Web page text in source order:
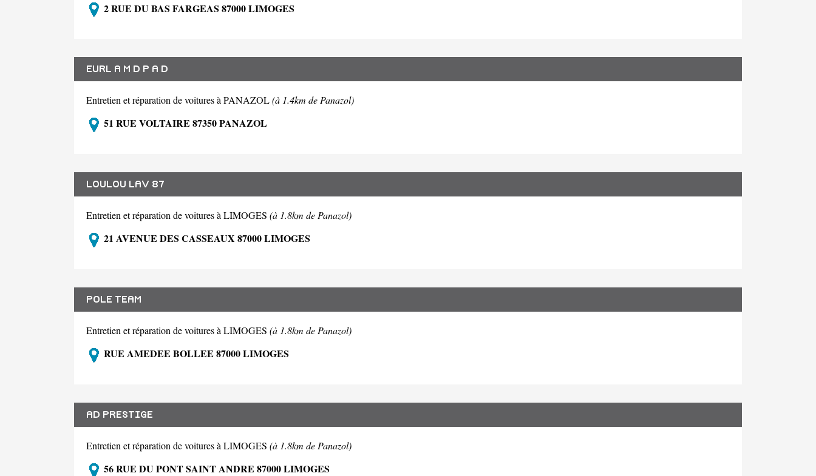
2 RUE DU BAS FARGEAS 87000 LIMOGES
EURL A M D P A D
Entretien et réparation de voitures à PANAZOL(à 1.4km de Panazol)
51 RUE VOLTAIRE 87350 PANAZOL
LOULOU LAV 87
Entretien et réparation de voitures à LIMOGES (à 1.8km de Panazol)
21 AVENUE DES CASSEAUX 87000 LIMOGES
POLE TEAM
Entretien et réparation de voitures à LIMOGES (à 1.8km de Panazol)
RUE AMEDEE BOLLEE 87000 LIMOGES
AD PRESTIGE
Entretien et réparation de voitures à LIMOGES (à 1.8km de Panazol)
56 RUE DU PONT SAINT ANDRE 87000 LIMOGES